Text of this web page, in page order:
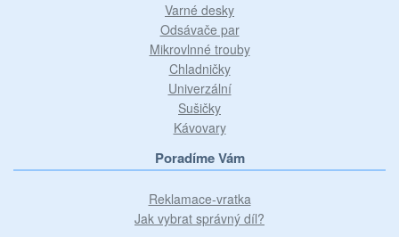
Varné desky
Odsávače par
Mikrovlnné trouby
Chladničky
Univerzální
Sušičky
Kávovary
Poradíme Vám
Reklamace-vratka
Jak vybrat správný díl?